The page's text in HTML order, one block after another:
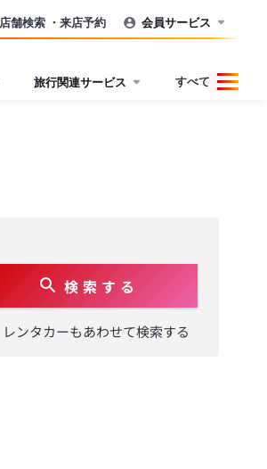
店舗検索 ・来店予約 会員サービス
旅行関連サービス すべて
検 索 す る
レンタカーもあわせて検索する